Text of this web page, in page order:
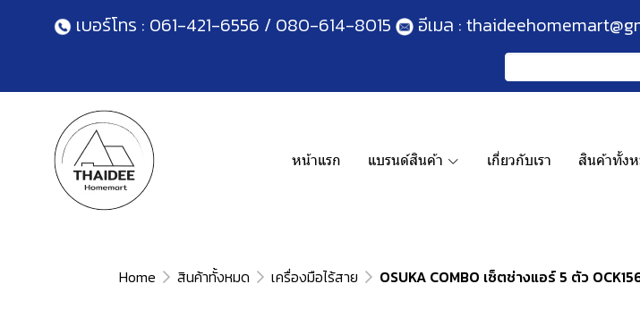
เบอร์โทร : 061-421-6556 / 080-614-8015 อีเมล :
หน้าแรก แบรนด์สินค้า เกี่ยวกับเรา สินค้าทั้ง
Home สินค้าทั้งหมด เครื่องมือไร้สาย OSUKA COMBO เซ็ตช่างแอร์ 5 ตัว